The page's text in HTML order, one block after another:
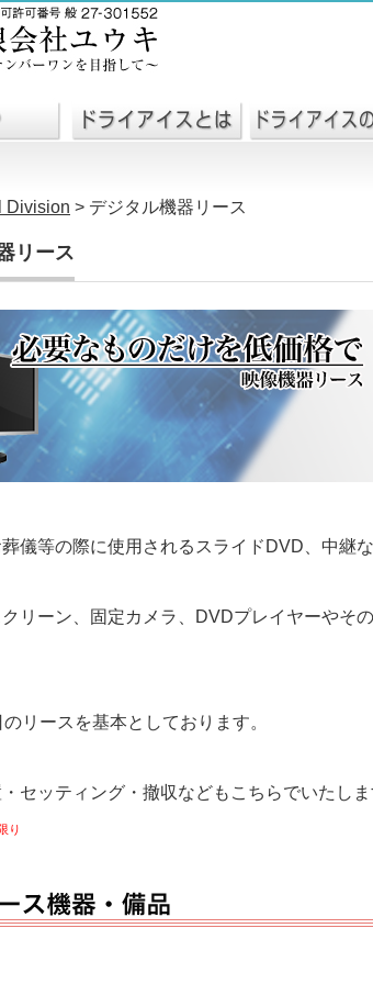
Division > デジタル機器リース
リース
儀等の際に使用されるスライドDVD、中継
リーン、固定カメラ、DVDプレイヤーやそ
リースを基本としております。
セッティング・撤収などもこちらでいたし
り